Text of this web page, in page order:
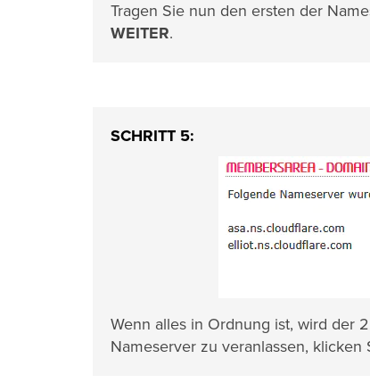
Tragen Sie nun den ersten der
WEITER.
SCHRITT 5:
Wenn alles in Ordnung ist, wird der
Nameserver zu veranlassen, klicken